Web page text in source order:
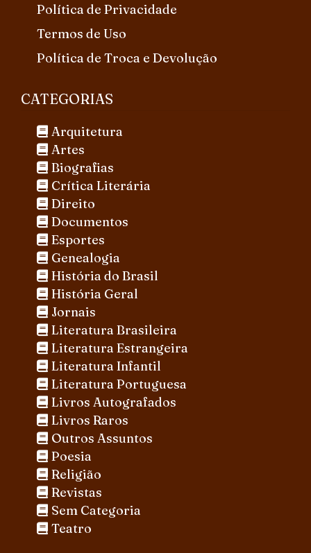
Política de Privacidade
Termos de Uso
Política de Troca e Devolução
CATEGORIAS
Arquitetura
Artes
Biografias
Crítica Literária
Direito
Documentos
Esportes
Genealogia
História do Brasil
História Geral
Jornais
Literatura Brasileira
Literatura Estrangeira
Literatura Infantil
Literatura Portuguesa
Livros Autografados
Livros Raros
Outros Assuntos
Poesia
Religião
Revistas
Sem Categoria
Teatro